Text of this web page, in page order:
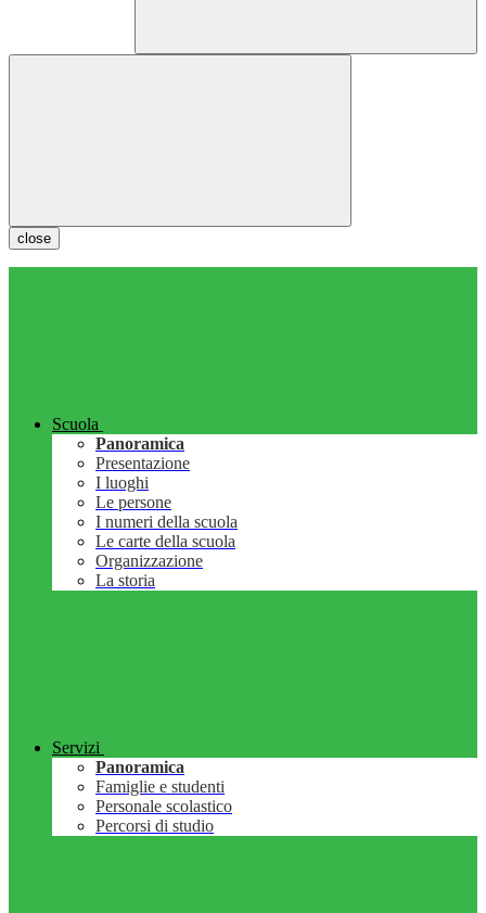
close
Scuola
Panoramica
Presentazione
I luoghi
Le persone
I numeri della scuola
Le carte della scuola
Organizzazione
La storia
Servizi
Panoramica
Famiglie e studenti
Personale scolastico
Percorsi di studio